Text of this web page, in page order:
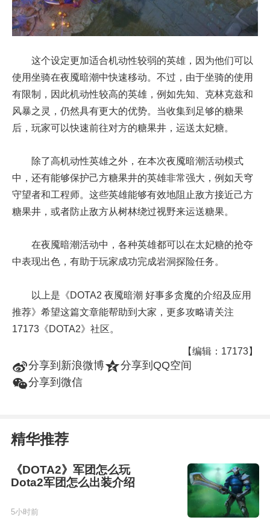
这个设定更加适合机动性较弱的英雄，因为他们可以
使用坐骑在夜魇暗潮中快速移动。不过，由于坐骑的使用
有限制，因此机动性较高的英雄，例如先知、克林克兹和
风暴之灵，仍然具有更大的优势。当收集到足够的糖果
后，玩家可以快速前往对方的糖果井，运送太妃糖。
除了高机动性英雄之外，在本次夜魇暗潮活动模式
中，还有能够保护己方糖果井的英雄非常强大，例如天穹
守望者和工程师。这些英雄能够有效地阻止敌方接近己方
糖果井，或者防止敌方从树林绕过视野来运送糖果。
在夜魇暗潮活动中，各种英雄都可以在太妃糖的抢夺
中表现出色，有助于玩家成功完成岩洞探险任务。
以上是《DOTA2 夜魇暗潮 好事多贪魔的介绍及应用
推荐》希望这篇文章能帮助到大家，更多攻略请关注
17173《DOTA2》社区。
【编辑：17173】
t分享到新浪微博z分享到QQ空间
w分享到微信
精华推荐
《DOTA2》军团怎么玩
Dota2军团怎么出装介绍
5小时前